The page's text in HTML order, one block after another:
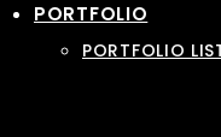
PORTFOLIO
PORTFOLIO